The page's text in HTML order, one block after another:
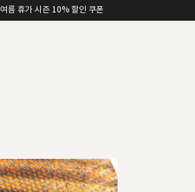
여름 휴가 시즌 10% 할인 쿠폰